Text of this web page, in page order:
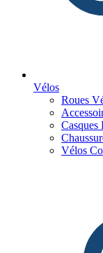
Vélos
Roues
Vélos